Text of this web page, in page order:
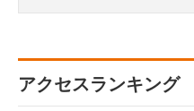
アクセスランキング